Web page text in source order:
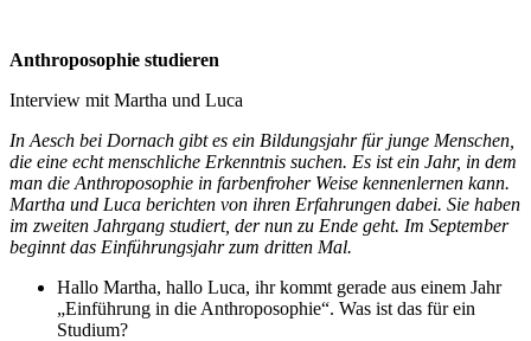
Anthroposophie studieren
Interview mit Martha und Luca
In Aesch bei Dornach gibt es ein Bildungsjahr für junge Menschen,
die eine echt menschliche Erkenntnis suchen. Es ist ein Jahr, in dem
man die Anthroposophie in farbenfroher Weise kennenlernen kann.
Martha und Luca berichten von ihren Erfahrungen dabei. Sie haben
im zweiten Jahrgang studiert, der nun zu Ende geht. Im September
beginnt das Einführungsjahr zum dritten Mal.
Hallo Martha, hallo Luca, ihr kommt gerade aus einem Jahr
„Einführung in die Anthroposophie“. Was ist das für ein
Studium?